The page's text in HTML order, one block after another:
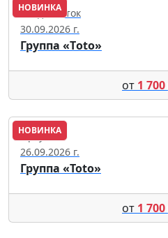
НОВИНКА
Владивосток
30.09.2026 г.
Группа «Тoto»
от 1 700
НОВИНКА
Иркутск
26.09.2026 г.
Группа «Toto»
от 1 700